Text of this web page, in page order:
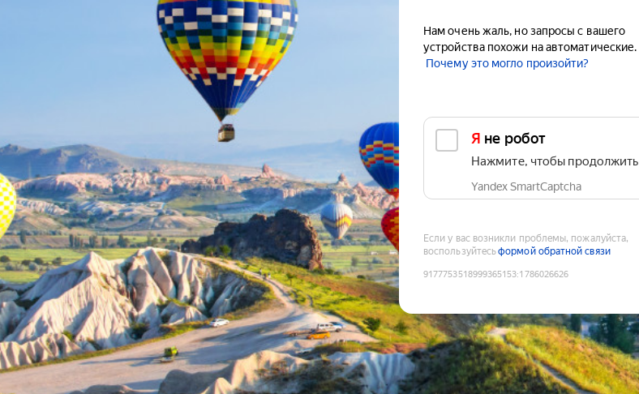
Нам очень жаль, но запросы с вашего
устройства похожи на автоматические.
Почему это могло произойти?
Я не робот
Нажмите, чтобы продолжить
Yandex SmartCaptcha
Если у вас возникли проблемы, пожалуйста,
воспользуйтесьформой обратной связи
9177753518999365153:1786026626